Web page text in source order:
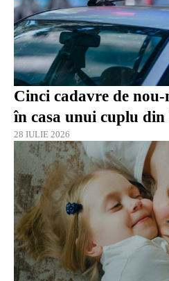
Cinci cadavre de
în casa unui cuplu
28 IULIE 2026